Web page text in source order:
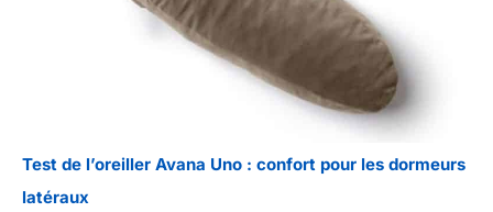
Test de l’oreiller Avana Uno : confort pour les dormeurs
latéraux